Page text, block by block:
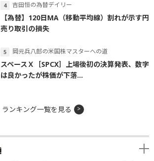
吉田恒の為替デイリー
【為替】120日MA（移動平均線）割れが示す円
売り取引の損失
岡元兵八郎の米国株マスターへの道
スペースＸ［SPCX］上場後初の決算発表、数字
は良かったが株価が下落...
ランキング一覧を見る